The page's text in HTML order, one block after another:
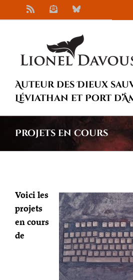
au
NewsletterBluesky
Auteur des Dieux
Léviathan et Port
Projets en cours
Voici les
projets
en cours
de